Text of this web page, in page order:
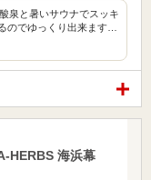
泉と暑いサウナでスッキ
のでゆっくり出来ます…
HERBS 海浜幕